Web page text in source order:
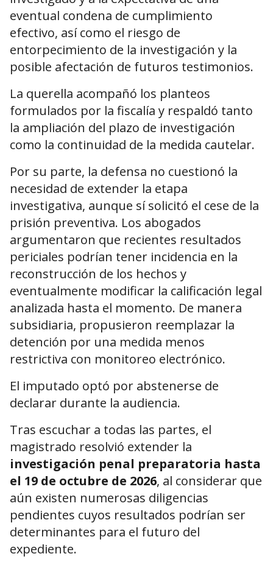
eventual condena de cumplimiento
efectivo, así como el riesgo de
entorpecimiento de la investigación y la
posible afectación de futuros testimonios.
La querella acompañó los planteos
formulados por la fiscalía y respaldó tanto
la ampliación del plazo de investigación
como la continuidad de la medida cautelar.
Por su parte, la defensa no cuestionó la
necesidad de extender la etapa
investigativa, aunque sí solicitó el cese de la
prisión preventiva. Los abogados
argumentaron que recientes resultados
periciales podrían tener incidencia en la
reconstrucción de los hechos y
eventualmente modificar la calificación legal
analizada hasta el momento. De manera
subsidiaria, propusieron reemplazar la
detención por una medida menos
restrictiva con monitoreo electrónico.
El imputado optó por abstenerse de
declarar durante la audiencia.
Tras escuchar a todas las partes, el
magistrado resolvió extender la
investigación penal preparatoria hasta
el 19 de octubre de 2026, al considerar que
aún existen numerosas diligencias
pendientes cuyos resultados podrían ser
determinantes para el futuro del
expediente.